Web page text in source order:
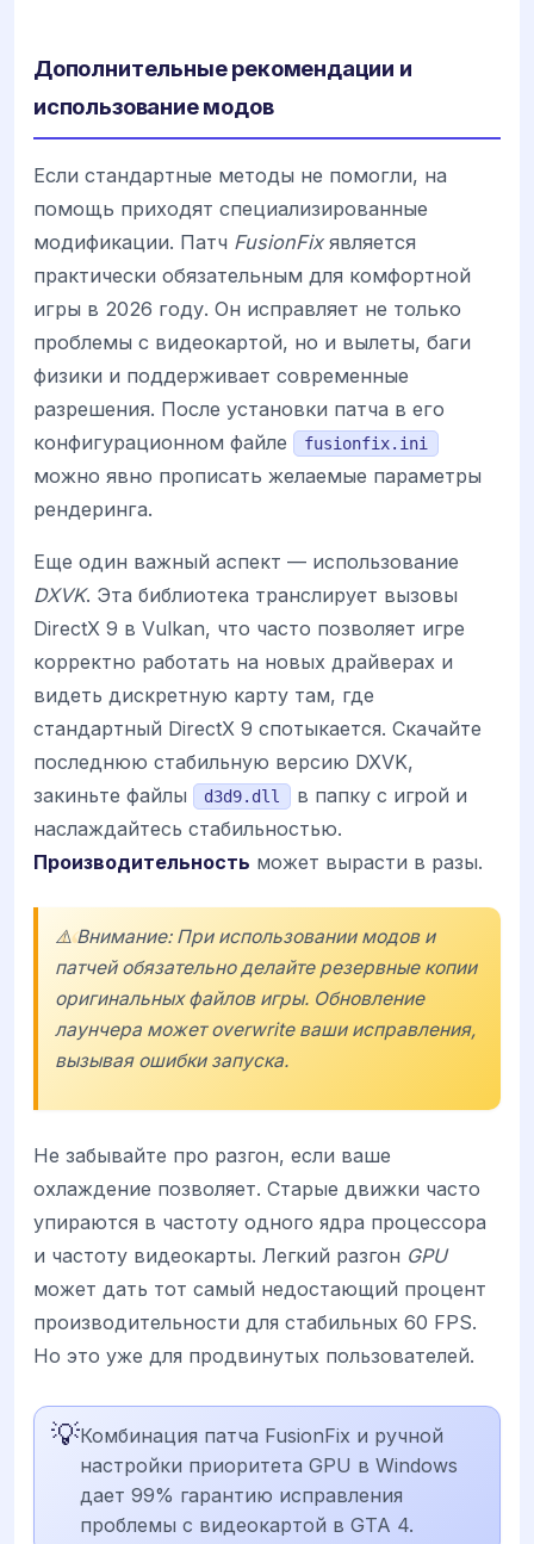
Дополнительные рекомендации и
использование модов
Если стандартные методы не помогли, на
помощь приходят специализированные
модификации. Патч FusionFixявляется
практически обязательным для комфортной
игры в 2026 году. Он исправляет не только
проблемы с видеокартой, но и вылеты, баги
физики и поддерживает современные
разрешения. После установки патча в его
конфигурационном файле
fusionfix.ini
можно явно прописать желаемые параметры
рендеринга.
Еще один важный аспект — использование
DXVK. Эта библиотека транслирует вызовы
DirectX 9 в Vulkan, что часто позволяет игре
корректно работать на новых драйверах и
видеть дискретную карту там, где
стандартный DirectX 9 спотыкается. Скачайте
последнюю стабильную версию DXVK,
закиньте файлы
d3d9.dll
в папку с игрой и
наслаждайтесь стабильностью.
Производительность может вырасти в разы.
⚠️ Внимание: При использовании модов и
патчей обязательно делайте резервные копии
оригинальных файлов игры. Обновление
лаунчера может overwrite ваши исправления,
вызывая ошибки запуска.
Не забывайте про разгон, если ваше
охлаждение позволяет. Старые движки часто
упираются в частоту одного ядра процессора
и частоту видеокарты. Легкий разгон GPU
может дать тот самый недостающий процент
производительности для стабильных 60 FPS.
Но это уже для продвинутых пользователей.
💡Комбинация патча FusionFix и ручной
настройки приоритета GPU в Windows
дает 99% гарантию исправления
проблемы с видеокартой в GTA 4.